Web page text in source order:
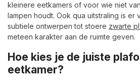
kleinere eetkamers of voor wie niet
lampen houdt. Ook qua uitstraling is er
subtiele ontwerpen tot stoere zwarte
meteen karakter aan de ruimte geven.
Hoe kies je de juiste
eetkamer?